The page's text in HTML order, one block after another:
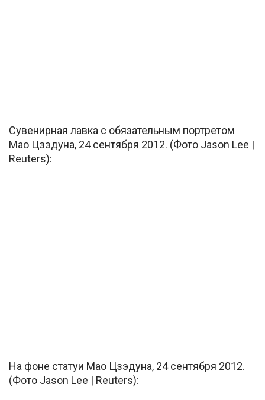
Сувенирная лавка с обязательным портретом
Мао Цзэдуна, 24 сентября 2012. (Фото Jason Lee |
Reuters):
На фоне статуи Мао Цзэдуна, 24 сентября 2012.
(Фото Jason Lee | Reuters):